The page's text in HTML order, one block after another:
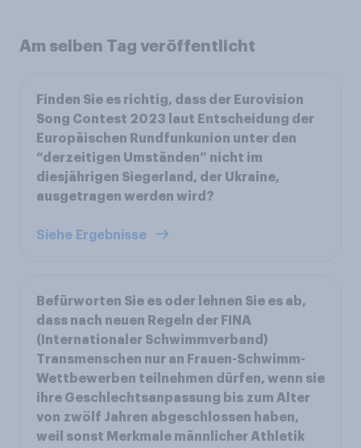
Am selben Tag veröffentlicht
Finden Sie es richtig, dass der Eurovision
Song Contest 2023 laut Entscheidung der
Europäischen Rundfunkunion unter den
“derzeitigen Umständen” nicht im
diesjährigen Siegerland, der Ukraine,
ausgetragen werden wird?
Siehe Ergebnisse
Befürworten Sie es oder lehnen Sie es ab,
dass nach neuen Regeln der FINA
(Internationaler Schwimmverband)
Transmenschen nur an Frauen-Schwimm-
Wettbewerben teilnehmen dürfen, wenn sie
ihre Geschlechtsanpassung bis zum Alter
von zwölf Jahren abgeschlossen haben,
weil sonst Merkmale männlicher Athletik